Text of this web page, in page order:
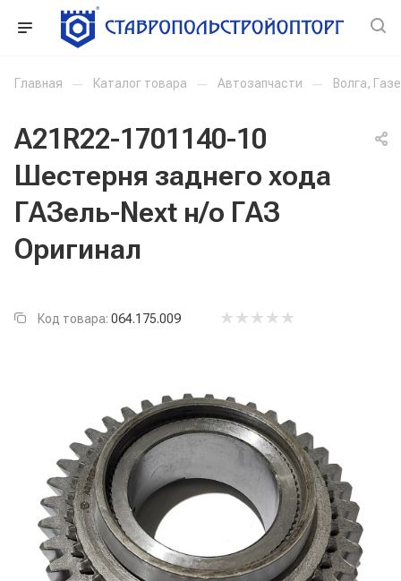
Главная — Каталог товара — Автозапчасти — Волга,
А21R22-1701140-10
Шестерня заднего хода
ГАЗель-Next н/о ГАЗ
Оригинал
Код товара: 064.175.009